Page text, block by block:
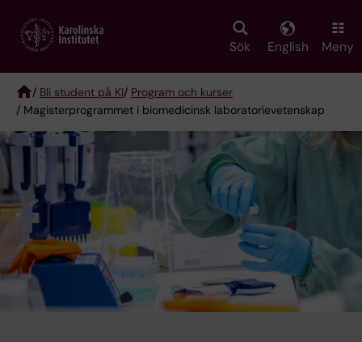
main
Sök English Meny
Breadcrumb
/ Bli student på KI/ Program och kurser
/ Magisterprogrammet i biomedicinsk laboratorievetenskap